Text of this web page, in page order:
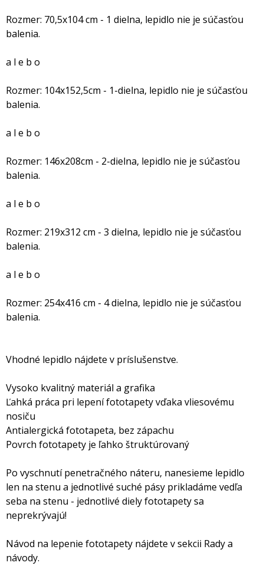
Rozmer: 70,5x104 cm - 1 dielna, lepidlo nie je súčasťou
balenia.
a l e b o
Rozmer: 104x152,5cm - 1-dielna, lepidlo nie je súčasťou
balenia.
a l e b o
Rozmer: 146x208cm - 2-dielna, lepidlo nie je súčasťou
balenia.
a l e b o
Rozmer: 219x312 cm - 3 dielna, lepidlo nie je súčasťou
balenia.
a l e b o
Rozmer: 254x416 cm - 4 dielna, lepidlo nie je súčasťou
balenia.
Vhodné lepidlo nájdete v príslušenstve.
Vysoko kvalitný materiál a grafika
Ľahká práca pri lepení fototapety vďaka vliesovému
nosiču
Antialergická fototapeta, bez zápachu
Povrch fototapety je ľahko štruktúrovaný
Po vyschnutí penetračného náteru, nanesieme lepidlo
len na stenu a jednotlivé suché pásy prikladáme vedľa
seba na stenu - jednotlivé diely fototapety sa
neprekrývajú!
Návod na lepenie fototapety nájdete v sekcii Rady a
návody.